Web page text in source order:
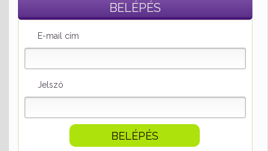
BELÉPÉS
E-mail cím
Jelszó